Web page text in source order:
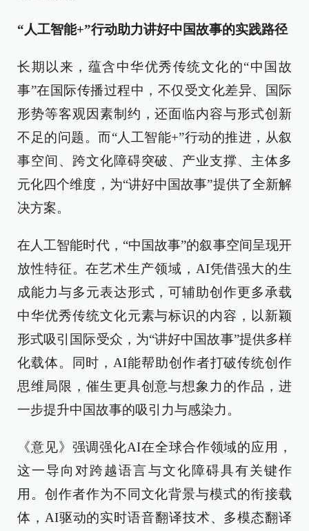
“人工智能+”行动助力讲好中国故事的实践路径
长期以来，蕴含中华优秀传统文化的“中国故
事”在国际传播过程中，不仅受文化差异、国际
形势等客观因素制约，还面临内容与形式创新
不足的问题。而“人工智能+”行动的推进，从叙
事空间、跨文化障碍突破、产业支撑、主体多
元化四个维度，为“讲好中国故事”提供了全新解
决方案。
在人工智能时代，“中国故事”的叙事空间呈现开
放性特征。在艺术生产领域，AI凭借强大的生
成能力与多元表达形式，可辅助创作更多承载
中华优秀传统文化元素与标识的内容，以新颖
形式吸引国际受众，为“讲好中国故事”提供多样
化载体。同时，AI能帮助创作者打破传统创作
思维局限，催生更具创意与想象力的作品，进
一步提升中国故事的吸引力与感染力。
《意见》强调强化AI在全球合作领域的应用，
这一导向对跨越语言与文化障碍具有关键作
用。创作者作为不同文化背景与模式的衔接载
体，AI驱动的实时语音翻译技术、多模态翻译